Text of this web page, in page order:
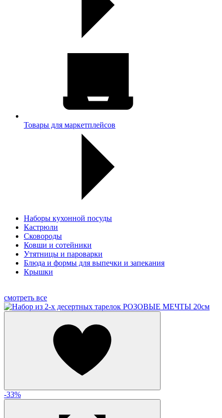
Товары для маркетплейсов
Наборы кухонной посуды
Кастрюли
Сковороды
Ковши и сотейники
Утятницы и пароварки
Блюда и формы для выпечки и запекания
Крышки
смотреть все
-33%